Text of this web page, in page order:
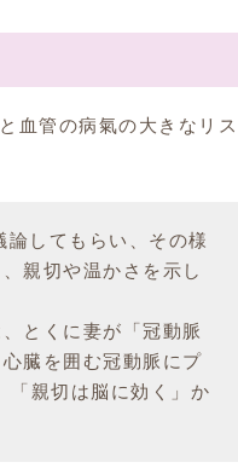
血管の病氣の大きなリス
してもらい、その様
親切や温かさを示し
とくに妻が「冠動脈
臓を囲む冠動脈にプ
親切は脳に効く」か